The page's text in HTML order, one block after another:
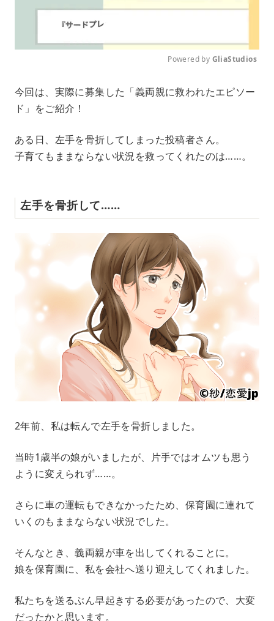
u
Powered by GliaStudios
今回は、実際に募集した「義両親に救われたエピソー
ド」をご紹介！
ある日、左手を骨折してしまった投稿者さん。
子育てもままならない状況を救ってくれたのは……。
左手を骨折して……
2年前、私は転んで左手を骨折しました。
当時1歳半の娘がいましたが、片手ではオムツも思う
ように変えられず……。
さらに車の運転もできなかったため、保育園に連れて
いくのもままならない状況でした。
そんなとき、義両親が車を出してくれることに。
娘を保育園に、私を会社へ送り迎えしてくれました。
私たちを送るぶん早起きする必要があったので、大変
だったかと思います。